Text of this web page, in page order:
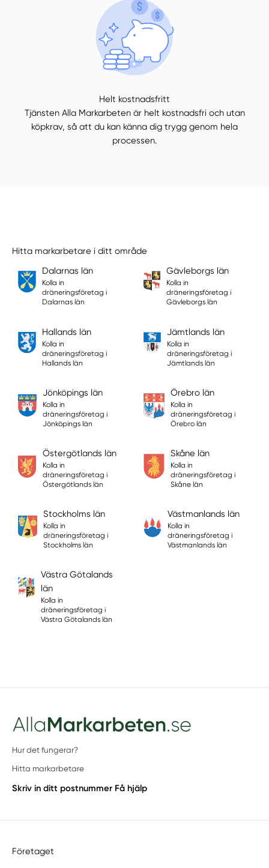
Helt kostnadsfritt
Tjänsten Alla Markarbeten är helt kostnadsfri och utan
köpkrav, så att du kan känna dig trygg genom hela
processen.
Hitta markarbetare i ditt område
Dalarnas län
Kolla in
dräneringsföretag i
Dalarnas län
Gävleborgs län
Kolla in
dräneringsföretag i
Gävleborgs län
Hallands län
Kolla in
dräneringsföretag i
Hallands län
Jämtlands län
Kolla in
dräneringsföretag i
Jämtlands län
Jönköpings län
Kolla in
dräneringsföretag i
Jönköpings län
Örebro län
Kolla in
dräneringsföretag i
Örebro län
Östergötlands län
Kolla in
dräneringsföretag i
Östergötlands län
Skåne län
Kolla in
dräneringsföretag i
Skåne län
Stockholms län
Kolla in
dräneringsföretag i
Stockholms län
Västmanlands län
Kolla in
dräneringsföretag i
Västmanlands län
Västra Götalands
län
Kolla in
dräneringsföretag i
Västra Götalands län
Hur det fungerar?
Hitta markarbetare
Skriv in ditt postnummer Få hjälp
Företaget